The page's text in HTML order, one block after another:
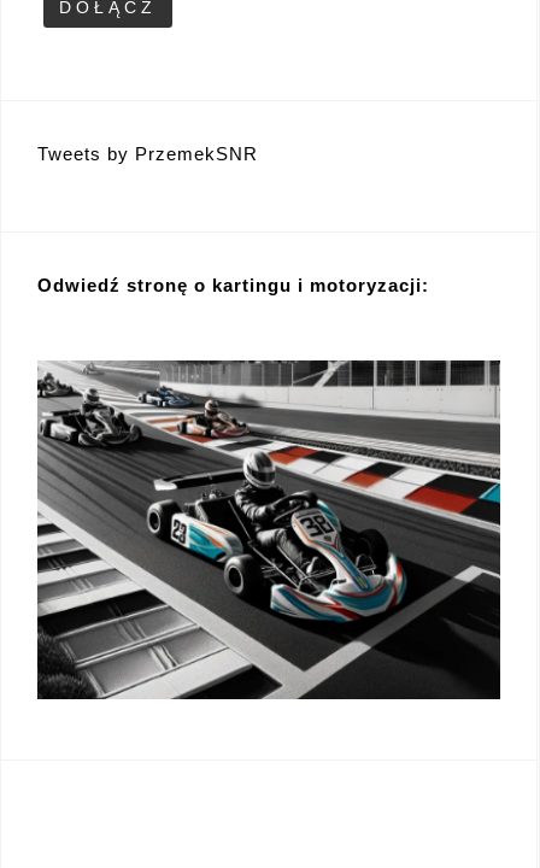
Tweets by PrzemekSNR
Odwiedź stronę o kartingu i motoryzacji: